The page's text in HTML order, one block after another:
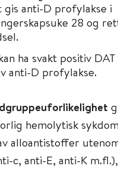
gis anti-D profylakse i
28 og
ha svakt positiv DAT
anti-D profylakse.
hemolytisk
alloantistoffer
c, anti-E, anti-K m.fl.),